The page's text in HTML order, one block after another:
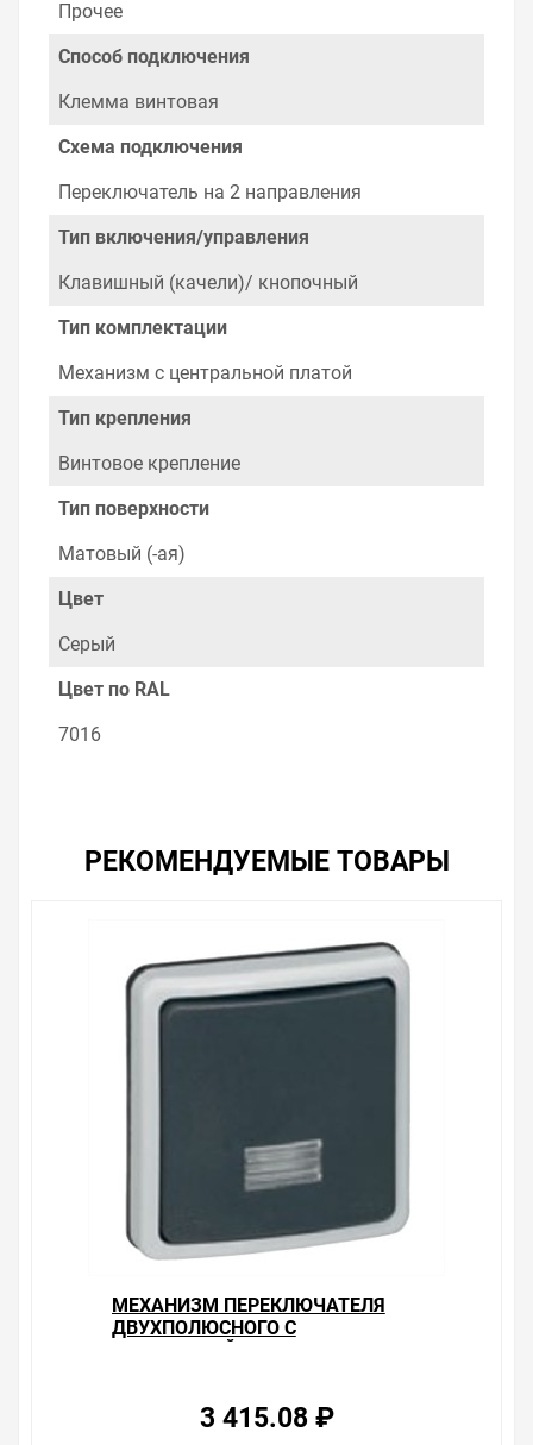
Legrand Plexo без лампы на складе уточняйте у
тому, что мы продаем, узнать преимущества
отличительных особенностях товара, который вы
посоветовать, рассказать подробно о товарах из
наиболее удобен. С удовольствием ответим на все
Прочее
Способ подключения
Клемма винтовая
Схема подключения
Переключатель на 2 направления
Тип включения/управления
Клавишный (качели)/ кнопочный
Тип комплектации
Механизм с центральной платой
Тип крепления
Винтовое крепление
Тип поверхности
Матовый (-ая)
Цвет
Серый
Цвет по RAL
7016
РЕКОМЕНДУЕМЫЕ ТОВАРЫ
МЕХАНИЗМ ПЕРЕКЛЮЧАТЕЛЯ
ДВУХПОЛЮСНОГО С
3 415.08 ₽